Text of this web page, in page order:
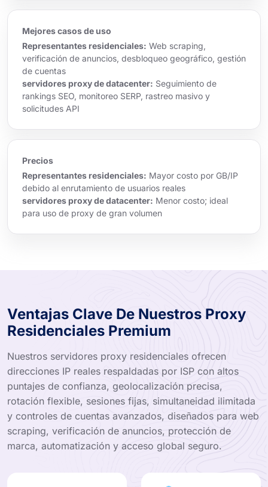
Mejores casos de uso
Representantes residenciales: Web scraping,
verificación de anuncios, desbloqueo geográfico, gestión
de cuentas
servidores proxy de datacenter: Seguimiento de
rankings SEO, monitoreo SERP, rastreo masivo y
solicitudes API
Precios
Representantes residenciales: Mayor costo por GB/IP
debido al enrutamiento de usuarios reales
servidores proxy de datacenter: Menor costo; ideal
para uso de proxy de gran volumen
Ventajas Clave De Nuestros Proxy
Residenciales Premium
Nuestros servidores proxy residenciales ofrecen
direcciones IP reales respaldadas por ISP con altos
puntajes de confianza, geolocalización precisa,
rotación flexible, sesiones fijas, simultaneidad ilimitada
y controles de cuentas avanzados, diseñados para web
scraping, verificación de anuncios, protección de
marca, automatización y acceso global seguro.